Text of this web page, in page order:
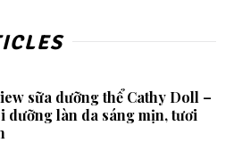
sữa dưỡng thể Cathy Doll –
dưỡng làn da sáng mịn, tươi